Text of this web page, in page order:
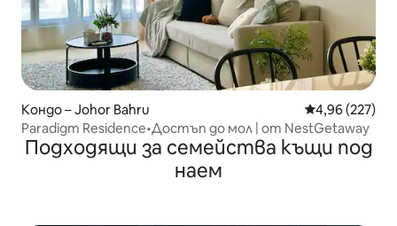
Кондо – Johor Bahru Средна
4,96 (227)
Paradigm Residence•Достъп до мол | от NestGetaway
Подходящи за семейства къщи под
наем